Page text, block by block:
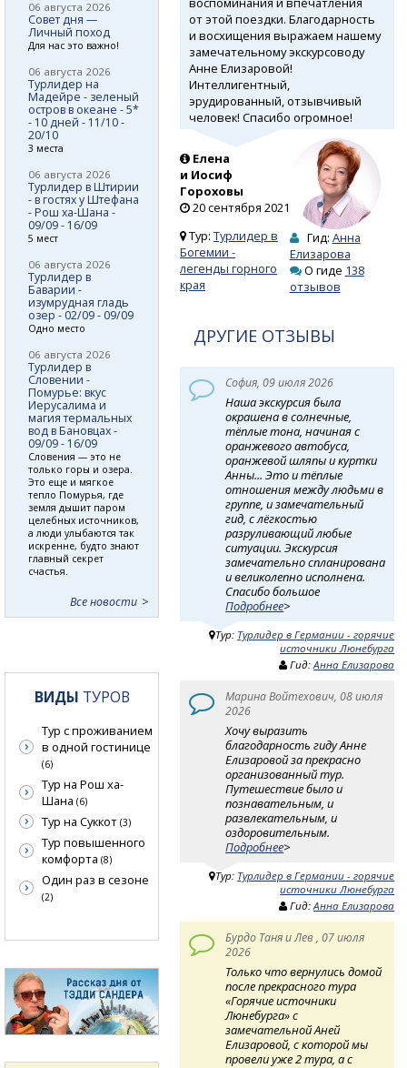
от этой поездки. Благодарность
и восхищения выражаем нашему
замечательному экскурсоводу
Анне Елизаровой!
Интеллигентный,
эрудированный, отзывчивый
человек! Спасибо огромное!
Елена
и Иосиф
Гороховы
20 сентября 2021
Тур:Турлидер в
Богемии -
легенды горного
края
Гид: Анна
Елизарова
О гиде 138
отзывов
ДРУГИЕ ОТЗЫВЫ
София, 09 июля 2026
Наша экскурсия была
окрашена в солнечные,
тёплые тона, начиная с
оранжевого автобуса,
оранжевой шляпы и куртки
Анны... Это и тёплые
отношения между людьми в
группе, и замечательный
гид, с лёгкостью
разруливающий любые
ситуации. Экскурсия
замечательно спланирована
и великолепно исполнена.
Спасибо большое
Подробнее>
Тур: Турлидер в Германии - горячие
источники Люнебурга
Гид:Анна Елизарова
Марина Войтехович, 08 июля
2026
Хочу выразить
благодарность гиду Анне
Елизаровой за прекрасно
организованный тур.
Путешествие было и
познавательным, и
развлекательным, и
оздоровительным.
Подробнее>
Тур: Турлидер в Германии - горячие
источники Люнебурга
Гид:Анна Елизарова
Бурдо Таня и Лев , 07 июля
2026
Только что вернулись домой
после прекрасного тура
«Горячие источники
Люнебурга» с
замечательной Аней
Елизаровой, с которой мы
провели уже 2 тура, а с
06 августа 2026
Совет дня —
Личный поход
Для нас это важно!
06 августа 2026
Турлидер на
Мадейре - зеленый
остров в океане - 5*
- 10 дней - 11/10 -
20/10
3 места
06 августа 2026
Турлидер в Штирии
- в гостях у Штефана
- Рош ха-Шана -
09/09 - 16/09
5 мест
06 августа 2026
Турлидер в
Баварии -
изумрудная гладь
озер - 02/09 - 09/09
Одно место
06 августа 2026
Турлидер в
Словении -
Помурье: вкус
Иерусалима и
магия термальных
вод в Бановцах -
09/09 - 16/09
Словения — это не
только горы и озера.
Это еще и мягкое
тепло Помурья, где
земля дышит паром
целебных источников,
а люди улыбаются так
искренне, будто знают
главный секрет
счастья.
Все новости
ВИДЫ ТУРОВ
Тур с проживанием
в одной гостинице
(6)
Тур на Рош ха-
Шана (6)
Тур на Суккот (3)
Тур повышенного
комфорта (8)
Один раз в сезоне
(2)